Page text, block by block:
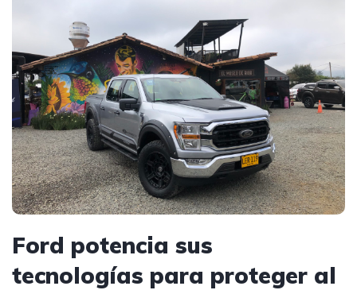
Ford potencia sus
tecnologías para proteger al